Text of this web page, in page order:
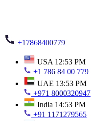
+17868400779
USA 12:53 PM
+1 786 84 00 779
UAE 13:53 PM
+971 8000320947
India 14:53 PM
+91 1171279565